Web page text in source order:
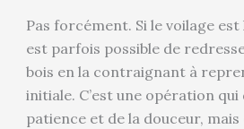
Pas forcément. Si le voilage
est parfois possible de
bois en la contraignant à
initiale. C’est une opération qui
patience et de la douceur, mais